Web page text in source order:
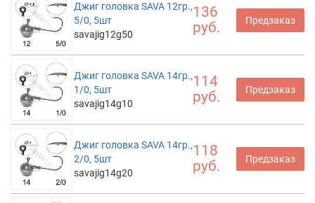
Джиг головка SAVA 12гр.,
5/0, 5шт
savajig12g50
136
руб.
Предзаказ
Джиг головка SAVA 14гр.,
1/0, 5шт
savajig14g10
114
руб.
Предзаказ
Джиг головка SAVA 14гр.,
2/0, 5шт
savajig14g20
118
руб.
Предзаказ